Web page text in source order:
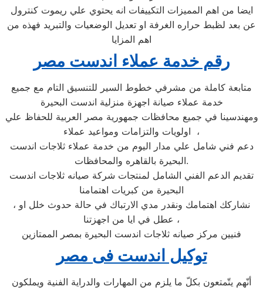
ايضا من اهم المميزات التكييفات انه يحتوي علي ريموت كنترول
عن بعد لظبط حراره الغرفة او تعديل الوضعيات والتبريد فهذه من
اهم المزايا
رقم خدمة عملاء اندست مصر
متابعة كاملة من مشرفي خطوط السير للتنسيق التام مع جميع
خدمة عملاء صيانة اجهزة منزلية اندست البحيرة
ومهندسينا في جميع محافظات جمهورية مصر العربية للحفاظ علي
اولويات والتزامات ومواعيد عملاء ،
دعم فني شامل علي مدار اليوم من خدمة عملاء ثلاجات اندست
البحيرة بالقاهره والمحافظات.
تقديم الدعم الفني الشامل لمنتجات شركة صيانه ثلاجات اندست
البحيرة من كبريات اهتمامنا
، نشاركك اهتمامك ونقدر مدي الارتباك في حالة حدوث خلل او
عطل في ايا من اجهزتنا ،
فنيين مركز صيانه ثلاجات اندست البحيرة بمصر الممتازين
توكيل اندست فى مصر
أنّهم يتّمتعون بكلّ ما يلزم من المهارات والدراية الفنية ويملكون